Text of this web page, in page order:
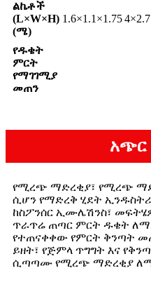
ልኬቶች
(L×W×H)
(ሜ)
1.6×1.1×1.75
የዱቄት
ምርት
የማገገሚያ
መጠን
የሚረጭ ማድረቂያ፣ የሚረጭ
ሲሆን የማድረቅ ሂደት
ከስፖንሰር ኢሙሌሽንስ፣
ጥራጥሬ ጠጣር ምርት ዱቄት
የተጠናቀቀው የምርት ቅንጣት
ይዘት፣ የጅምላ ጥግግት እና
ሲጣጣሙ የሚረጭ ማድረቂያ